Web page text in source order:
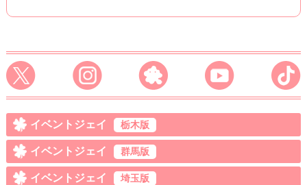
イベントジェイ 栃木版
イベントジェイ 群馬版
イベントジェイ 埼玉版